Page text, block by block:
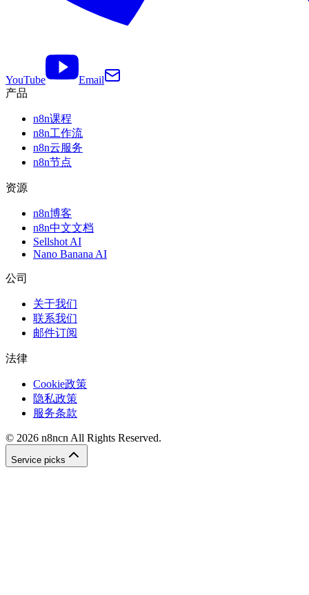
YouTube
Email
产品
n8n课程
n8n工作流
n8n云服务
n8n节点
资源
n8n博客
n8n中文文档
Sellshot AI
Nano Banana AI
公司
关于我们
联系我们
邮件订阅
法律
Cookie政策
隐私政策
服务条款
© 2026 n8ncn All Rights Reserved.
Service picks